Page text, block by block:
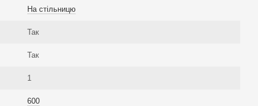
На стільницю
Так
Так
1
600